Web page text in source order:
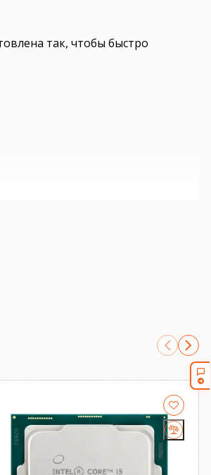
так, чтобы быстро
вашу конфигурацию. Для